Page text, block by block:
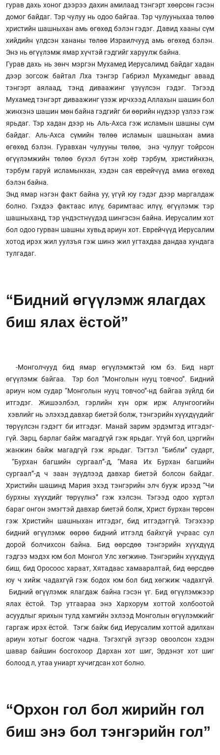
гурав дахь хоног дээрээ дахин амилаад тэнгэрт хөөрсөн гэсэн
домог байдаг. Тэр чулуу нь одоо байгаа. Тэр чулууныхаа төлөө
христийн шашныхан амь өгөхөд бэлэн гэдэг. Давид хааны сүм
хийдийн үлдсэн хананы төлөө Израилчууд амь өгөхөд бэлэн.
Энэ нь өгүүлэмж ямар хүчтэй гэдгийг харуулж байна.
Гурав дахь нь зөнч мэргэн Мухамед Иерусалимд байдаг хадан
дээр зогсож байтал Лха тэнгэр Габриэл Мухамедыг аваад
тэнгэрт аялаад, тэнд диваажинг үзүүлсэн гэдэг. Тэгээд
Мухамед тэнгэрт диваажинг үзэж ирчхээд Аллахын шашин бол
жинхэнэ шашин мөн байна гэдгийг би өөрийн нүдээр үзлээ гэж
ярьдаг. Тэр хадан дээр нь Аль-Ахса гэж исламын шашны сүм
байдаг. Аль-Ахса сүмийн төлөө исламын шашныхан амиа
өгөхөд бэлэн. Гуравхан чулууны төлөө, энэ чулууг тойрсон
өгүүлэмжийн төлөө бүхэл бүтэн хоёр тэрбум, христийнхэн,
тэрбум гаруй исламынхан, хэдэн сая еврейчүүд амиа өгөхөд
бэлэн байна.
Энд ямар нэгэн факт байна уу, үгүй юу гэдэг дээр маргалдаж
болно. Гэхдээ фактаас илүү, баримтаас илүү, өгүүлэмж тэр
шашныханд, тэр үндэстнүүдэд шингэсэн байна. Иерусалим хот
бол одоо гурван шашны хувьд ариун хот. Еврейчүүд Иерусалим
хотод ирэх жил уулзъя гэж шинэ жил угтахдаа дандаа хундага
тулгадаг.
“Бидний өгүүлэмж ялагдах
биш ялах ёстой”
-Монголчууд бид ямар өгүүлэмж­тэй юм бэ. Бид нарт
өгүүлэмж байгаа. Тэр бол “Монголын нууц товчоо”. Бидний
ариун ном судар “Монголын нууц товчоо”-нд байгаа зүйлд би
итгэдэг. Жишээлбэл, гэрлийн хүн орж ирж Алунгоогийн
хэвлийг нь элэхэд давхар биетэй болж, тэнгэрийн хүүх­дүүдийг
төрүүлсэн гэдэгт би итгэ­дэг. Манай зарим эрдэмтэд итгэ­­дэг­­
гүй. Зарц, барлаг байж магадгүй гэж ярьдаг. Үгүй бол, цэргийн
жанжин байж магадгүй гэж ярьдаг. Тэгтэл “Библи” сударт,
“Бурхан багшийн сургаал”-д, “Маяа Их Бурхан багшийн
сургаал”-д ч заан зүүдлээд давхар биетэй болсон байдаг.
Христийн шашинд Мария эхэд тэнгэрийн элч бууж ирээд “Чи
бурхны хүүхдийг төрүүлнэ” гэж хэлсэн. Тэгээд одоо хүртэл
бараг онгон эмэгтэй давхар биетэй болж, Христ бурхан төрсөн
гэж Христийн шашныхан итгэдэг, бид итгэдэггүй. Тэгэхээр
бидний өгүүлэмж өөрөө бидний итгэлд байхгүй учраас сул
дорой болчихсон байна. Бид өөрсдөө тэнгэрийн хүүхдүүд
гэдгээ мэдэх юм бол Монгол Улс хөгжинө. Тэнгэрийн хүүхдүүд
биш, бид Оросоос хараат, Хятадаас хамааралтай, бид өөрсдөө
юу ч хийж чадахгүй гэж бодох юм бол бид хөгжиж чадахгүй.
Бидний өгүүлэмж ялагдаж байна гэсэн үг. Бид өгүүлэмжээр
ялах ёстой. Тэр утгаараа энэ Хархорум хоттой холбоотой
асуудлыг ярихын тулд хамгийн эхлээд Монголын өгүүлэмжийг
гаргаж ирэх ёстой. Тэгж байж бид Иерусалим хоттой адилхан
ариун хотыг босгож чадна. Тэгэхгүй зүгээр овоолсон хэдэн
шавар байшин босгохоор Дархан хот шиг, Эрдэнэт хот шиг
болоод л, утаа униарт хучигдсан хот болно.
“Орхон гол бол жирийн гол
биш энэ бол тэнгэрийн гол”